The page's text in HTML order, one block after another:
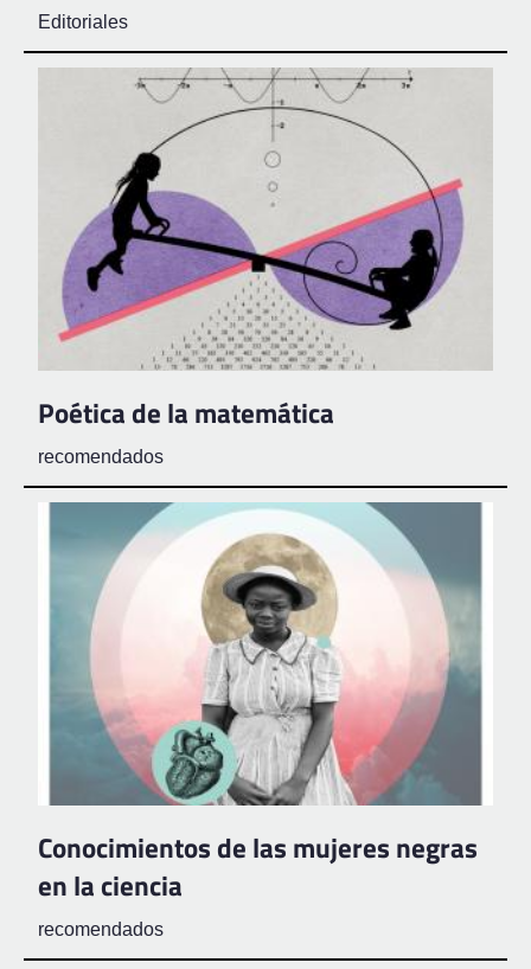
Editoriales
Poética de la matemática
recomendados
Conocimientos de las mujeres negras
en la ciencia
recomendados